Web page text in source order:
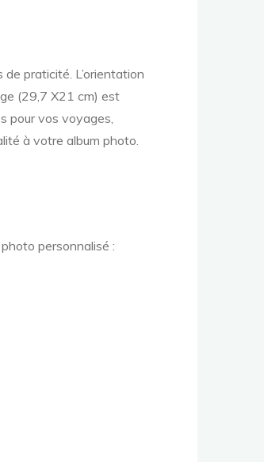
praticité. L’orientation
(29,7 X21 cm) est
pour vos voyages,
à votre album photo.
personnalisé :